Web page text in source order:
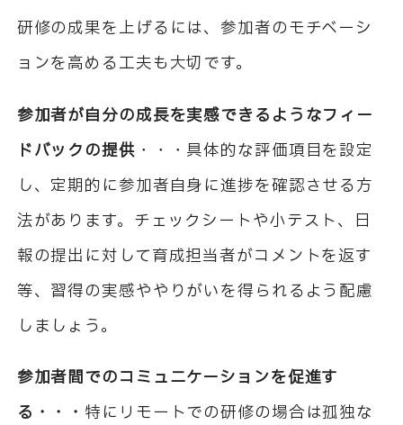
研修の成果を上げるには、参加者のモチベーシ
ョンを高める工夫も大切です。
参加者が自分の成長を実感できるようなフィー
ドバックの提供 ・・・具体的な評価項目を設定
し、定期的に参加者自身に進捗を確認させる方
法があります。チェックシートや小テスト、日
報の提出に対して育成担当者がコメントを返す
等、習得の実感ややりがいを得られるよう配慮
しましょう。
参加者間でのコミュニケーションを促進す
る・・・ 特にリモートでの研修の場合は孤独な